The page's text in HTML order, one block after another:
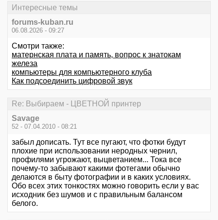
Интересные темы
forums-kuban.ru
06.08.2026 - 09:27
Смотри также:
матернская плата и память, вопрос к знатокам
железа
компьютеры для компьютерного клуба
Как подсоединить цифровой звук
Re: Выбираем - ЦВЕТНОЙ принтер
Savage
52 - 07.04.2010 - 08:21
забыл дописать. Тут все пугают, что фотки будут
плохие при использовании неродных чернил,
профилями угрожают, выцветанием... Тока все
почему-то забывают какими фотегами обычно
делаются в быту фотографии и в каких условиях.
Обо всех этих тонкостях можно говорить если у вас
исходник без шумов и с правильным балансом
белого.